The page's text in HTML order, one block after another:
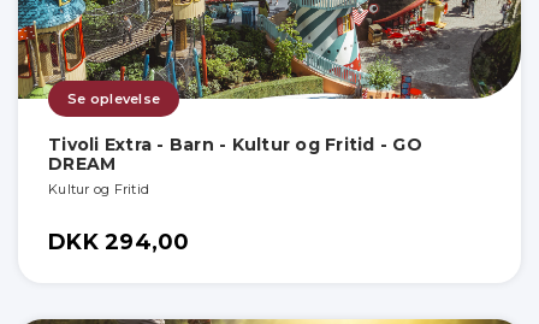
Se oplevelse
Tivoli Extra - Barn - Kultur og Fritid - GO
DREAM
Kultur og Fritid
DKK 294,00